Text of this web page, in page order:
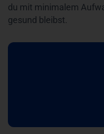
du mit minimalem
gesund bleibst.